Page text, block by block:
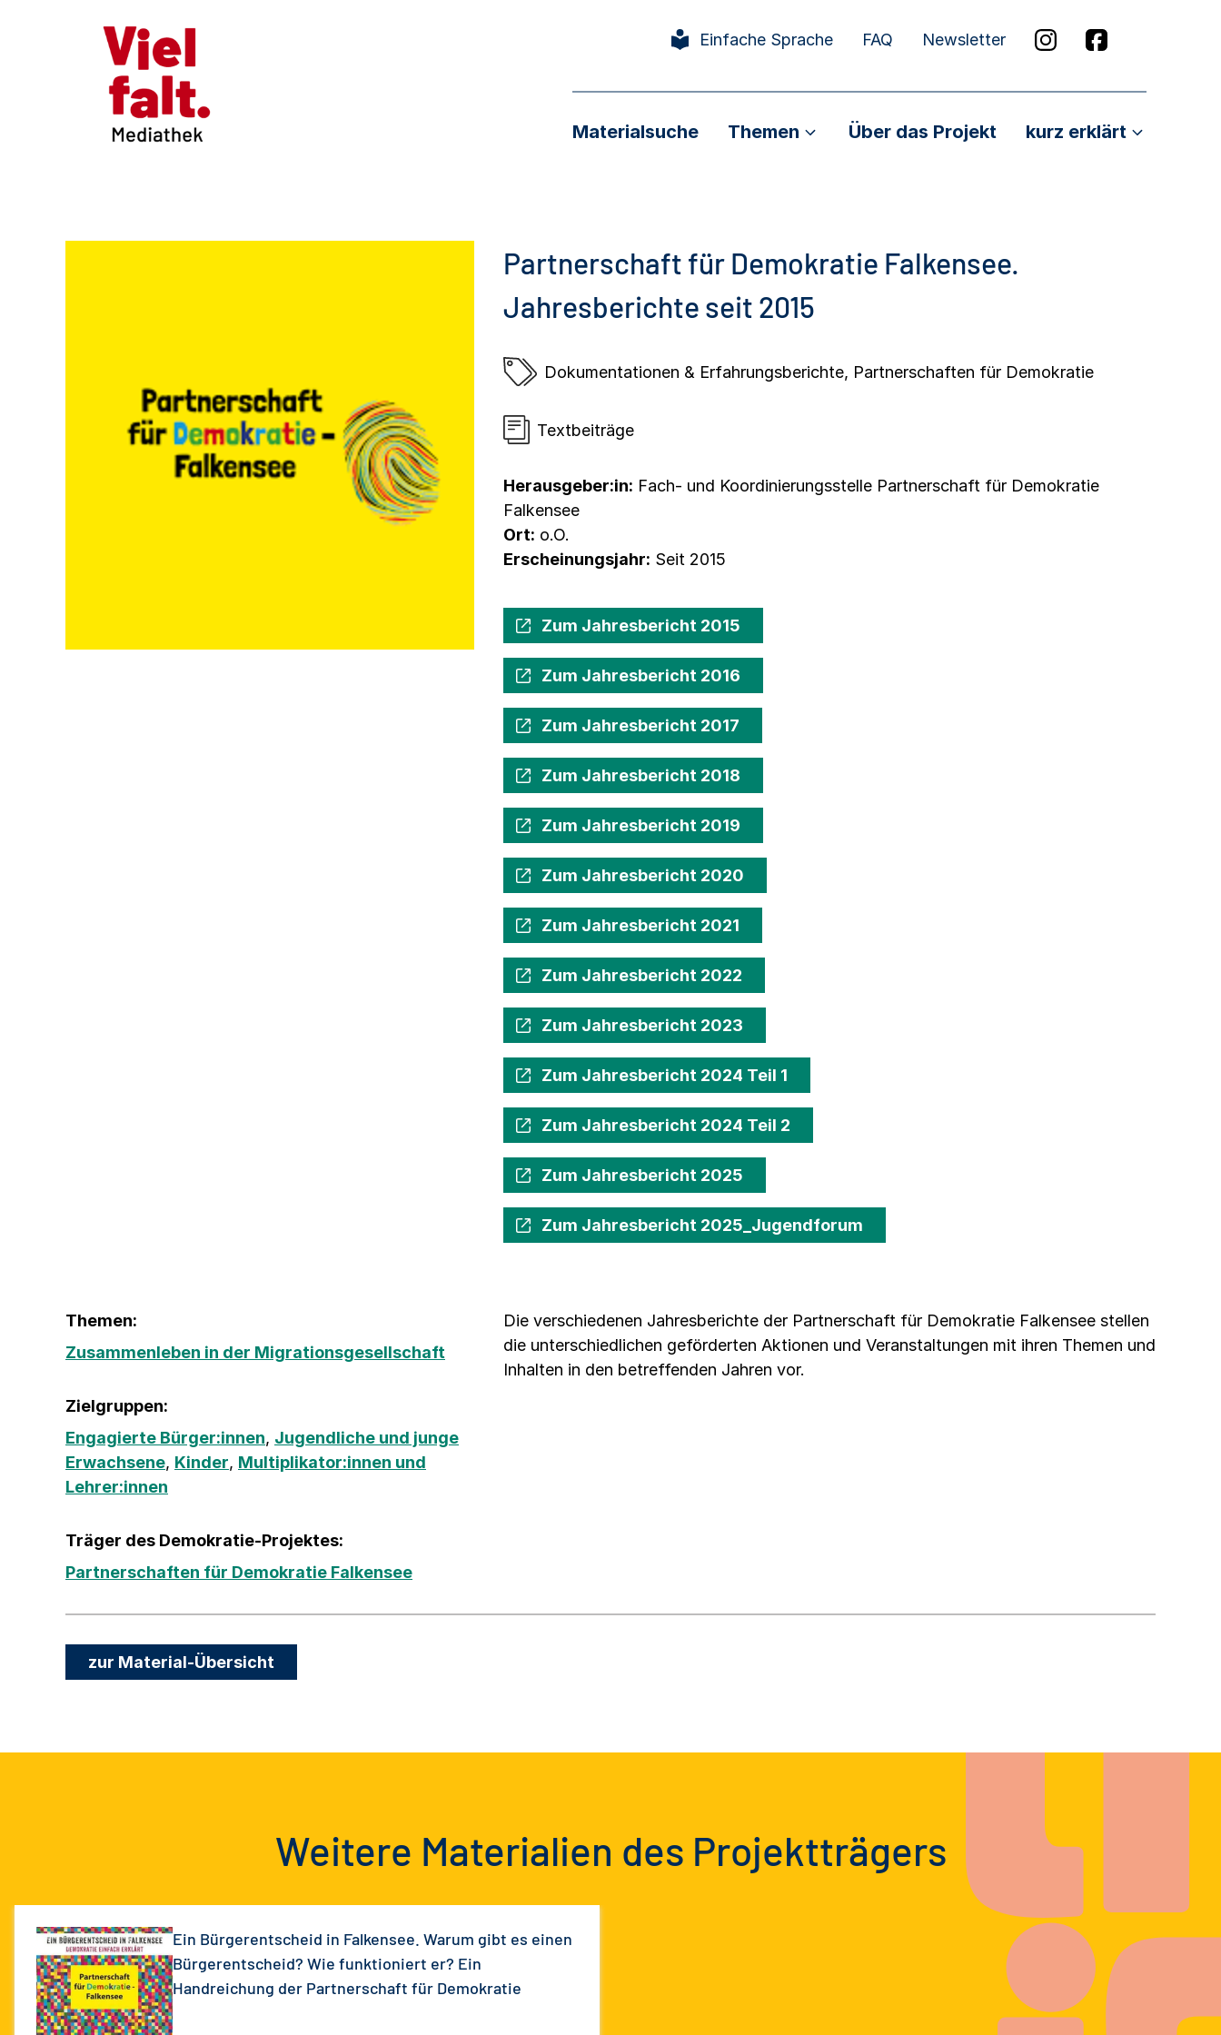
Einfache Sprache FAQ Newsletter
Materialsuche Themen Über das Projekt kurz erklärt
Partnerschaft für Demokratie Falkensee.
Jahresberichte seit 2015
Dokumentationen & Erfahrungsberichte, Partnerschaften für Demokratie
Textbeiträge
Herausgeber:in: Fach- und Koordinierungsstelle Partnerschaft für Demokratie
Falkensee
Ort: o.O.
Erscheinungsjahr: Seit 2015
Zum Jahresbericht 2015
Zum Jahresbericht 2016
Zum Jahresbericht 2017
Zum Jahresbericht 2018
Zum Jahresbericht 2019
Zum Jahresbericht 2020
Zum Jahresbericht 2021
Zum Jahresbericht 2022
Zum Jahresbericht 2023
Zum Jahresbericht 2024 Teil 1
Zum Jahresbericht 2024 Teil 2
Zum Jahresbericht 2025
Zum Jahresbericht 2025_Jugendforum
Themen:
Zusammenleben in der Migrationsgesellschaft
Zielgruppen:
Engagierte Bürger:innen, Jugendliche und junge
Erwachsene, Kinder, Multiplikator:innen und
Lehrer:innen
Träger des Demokratie-Projektes:
Partnerschaften für Demokratie Falkensee
Die verschiedenen Jahresberichte der Partnerschaft für Demokratie Falkensee stellen
die unterschiedlichen geförderten Aktionen und Veranstaltungen mit ihren Themen und
Inhalten in den betreffenden Jahren vor.
zur Material-Übersicht
Weitere Materialien des Projektträgers
Ein Bürgerentscheid in Falkensee. Warum gibt es einen
Bürgerentscheid? Wie funktioniert er? Ein
Handreichung der Partnerschaft für Demokratie